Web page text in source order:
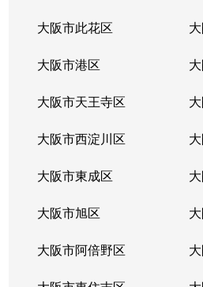
大阪市此花区
大阪市港区
大阪市天王寺区
大阪市西淀川区
大阪市東成区
大阪市旭区
大阪市阿倍野区